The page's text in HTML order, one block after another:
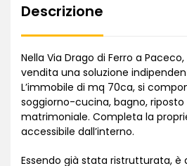
Descrizione
Nella Via Drago di Ferro a
vendita una soluzione
L’immobile di mq 70ca, si
soggiorno-cucina, bagno,
matrimoniale. Completa la
accessibile dall’interno.
Essendo già stata ristrutturata, è